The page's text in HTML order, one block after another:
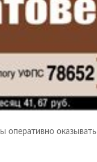
оперативно оказывать